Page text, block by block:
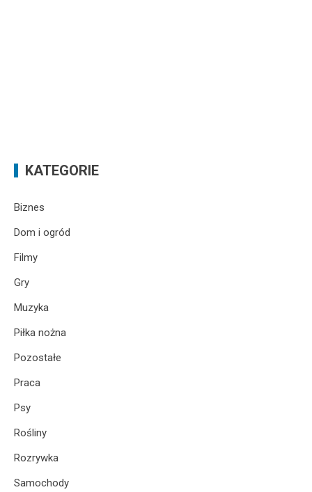
KATEGORIE
Biznes
Dom i ogród
Filmy
Gry
Muzyka
Piłka nożna
Pozostałe
Praca
Psy
Rośliny
Rozrywka
Samochody